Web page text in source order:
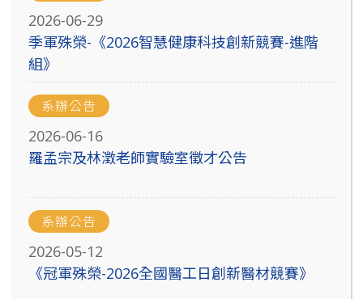
2026-06-29
季軍殊榮-《2026智慧健康科技創新競賽-進階
組》
系辦公告
2026-06-16
羅孟宗及林澂老師實驗室徵才公告
系辦公告
2026-05-12
《冠軍殊榮-2026全國醫工日創新醫材競賽》